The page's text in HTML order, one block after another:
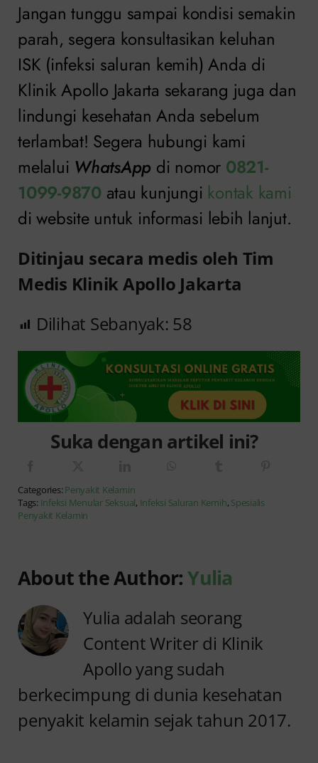
Jangan tunggu sampai kondisi semakin
parah, segera konsultasikan keluhan
ISK (infeksi saluran kemih) Anda di
Klinik Apollo Jakarta sekarang juga dan
lindungi kesehatan Anda sebelum
terlambat! Segera hubungi kami
melalui WhatsApp di nomor 0821-
1099-9870 atau kunjungi kontak kami
di website untuk informasi lebih lanjut.
Ditinjau secara medis oleh Tim
Medis Klinik Apollo Jakarta
Dilihat Sebanyak: 58
Suka dengan artikel ini?
Categories: Penyakit Kelamin
Tags: Infeksi Menular Seksual, Infeksi Saluran Kemih, Spesialis
Penyakit Kelamin
About the Author:Yulia
Yulia adalah seorang
Content Writer di Klinik
Apollo yang sudah
berkecimpung di dunia kesehatan
penyakit kelamin sejak tahun 2017.